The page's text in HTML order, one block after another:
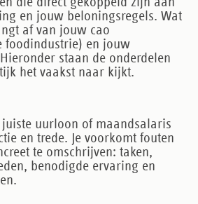
en jouw beloningsregels. Wat
af van jouw cao
foodindustrie) en jouw
staan de onderdelen
het vaakst naar kijkt.
juiste uurloon of maandsalaris
en trede. Je voorkomt fouten
te omschrijven: taken,
benodigde ervaring en